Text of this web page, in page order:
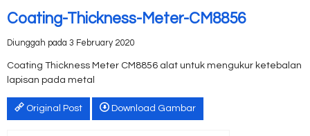
Coating-Thickness-Meter-CM8856
Diunggah pada 3 February 2020
Coating Thickness Meter CM8856 alat untuk mengukur ketebalan
lapisan pada metal
Original Post Download Gambar